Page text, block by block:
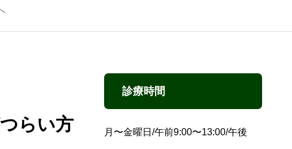
らい方
診療時間
月〜金曜日/午前9:00〜13:00/午後